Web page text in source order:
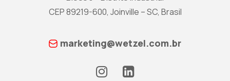
CEP 89219-600, Joinville – SC, Brasil
marketing@wetzel.com.br